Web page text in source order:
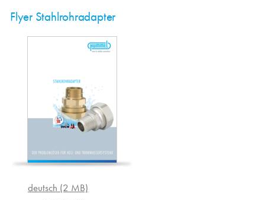
Flyer Stahlrohradapter
deutsch (2 MB)